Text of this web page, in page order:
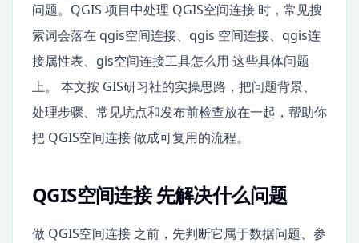
问题。QGIS 项目中处理 QGIS空间连接 时，常见搜
索词会落在 qgis空间连接、qgis 空间连接、qgis连
接属性表、gis空间连接工具怎么用 这些具体问题
上。 本文按 GIS研习社的实操思路，把问题背景、
处理步骤、常见坑点和发布前检查放在一起，帮助你
把 QGIS空间连接 做成可复用的流程。
QGIS空间连接 先解决什么问题
做 QGIS空间连接 之前，先判断它属于数据问题、参